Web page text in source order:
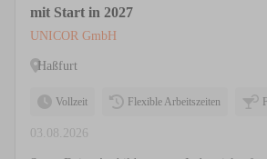
mit Start in 2027
UNICOR GmbH
Haßfurt
Vollzeit Flexible Arbeitszeiten
03.08.2026